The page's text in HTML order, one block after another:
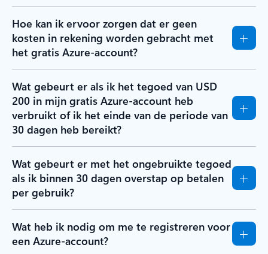
Hoe kan ik ervoor zorgen dat er geen
kosten in rekening worden gebracht met
het gratis Azure-account?
Wat gebeurt er als ik het tegoed van USD
200 in mijn gratis Azure-account heb
verbruikt of ik het einde van de periode van
30 dagen heb bereikt?
Wat gebeurt er met het ongebruikte tegoed
als ik binnen 30 dagen overstap op betalen
per gebruik?
Wat heb ik nodig om me te registreren voor
een Azure-account?